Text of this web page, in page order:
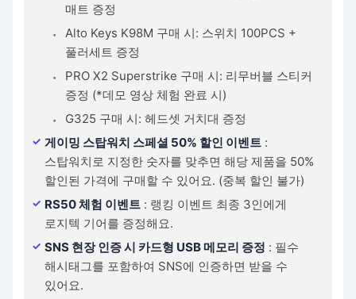
매트 증정
Alto Keys K98M 구매 시: 스위치 100PCS +
풀러세트 증정
PRO X2 Superstrike 구매 시: 리무버블 스티커
증정 (*데모 영상 체험 완료 시)
G325 구매 시: 헤드셋 거치대 증정
게이밍 스탑워치 스페셜 50% 할인 이벤트 :
스탑워치로 지정한 숫자를 맞추면 해당 제품을 50%
할인된 가격에 구매할 수 있어요. (중복 할인 불가)
RS50 체험 이벤트 : 랭킹 이벤트 최종 3인에게
로지텍 기어를 증정해요.
SNS 현장 인증 시 카드형 USB 메모리 증정 : 필수
해시태그를 포함하여 SNS에 인증하면 받을 수
있어요.